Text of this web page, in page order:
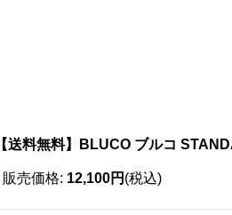
【送料無料】BLUCO ブルコ
販売価格: 12,100円 (税込)